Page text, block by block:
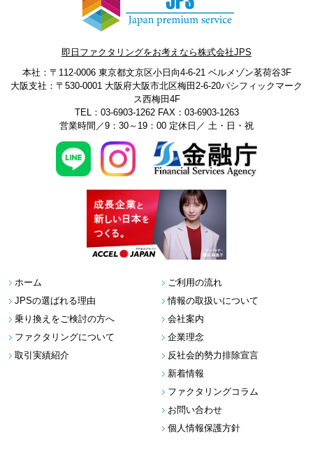
即日ファクタリングをお考えなら株式会社JPS
本社：〒112-0006 東京都文京区小日向4-6-21 ベルメゾン茗荷谷3F
大阪支社：〒530-0001 大阪府大阪市北区梅田2-6-20パシフィックマーク
ス西梅田4F
TEL：03-6903-1262FAX：03-6903-1263
営業時間／9：30～19：00 定休日／ 土・日・祝
ホーム
JPSの選ばれる理由
乗り換えをご検討の方へ
ファクタリングについて
取引実績紹介
ご利用の流れ
情報の取扱いについて
会社案内
企業理念
反社会的勢力排除宣言
新着情報
ファクタリングコラム
お問い合わせ
個人情報保護方針